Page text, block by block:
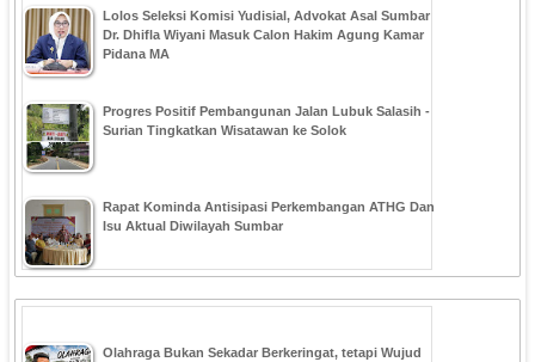
‎Lolos Seleksi Komisi Yudisial, Advokat Asal Sumbar
Dr. Dhifla Wiyani Masuk Calon Hakim Agung Kamar
Pidana MA
Progres Positif Pembangunan Jalan Lubuk Salasih -
Surian Tingkatkan Wisatawan ke Solok
Rapat Kominda Antisipasi Perkembangan ATHG Dan
Isu Aktual Diwilayah Sumbar
Olahraga Bukan Sekadar Berkeringat, tetapi Wujud